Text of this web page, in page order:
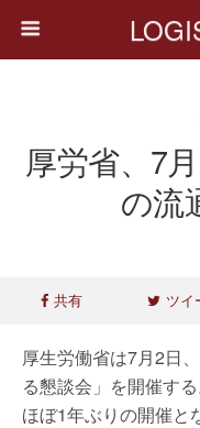
厚労省、7
の流
共有 ツイ
厚生労働省は7月2日
る懇談会」を開催す
ほぼ1年ぶりの開催と